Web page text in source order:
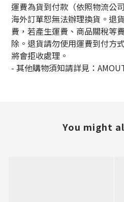
運費為貨到付款（依照物流公司
海外訂單恕無法辦理換貨。退
費，若產生運費、商品關稅等
除。退貨請勿使用運費到付方
將會拒收處理。
- 其他購物須知請詳見：
You might